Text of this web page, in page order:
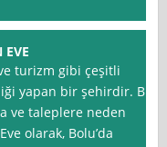
EVE
turizm gibi çeşitli
yapan bir şehirdir. Bu
ve taleplere neden
olarak, Bolu’da